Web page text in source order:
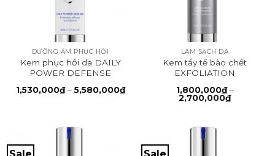
DƯỠNG ẨM PHỤC HỒI
Kem phục hồi da DAILY
POWER DEFENSE
1,530,000₫ – 5,580,000₫Khoảng
giá:
LÀM SẠCH DA
Kem tẩy tế bào chết
EXFOLIATION
1,800,000₫ –
2,700,000₫Khoảng
giá: